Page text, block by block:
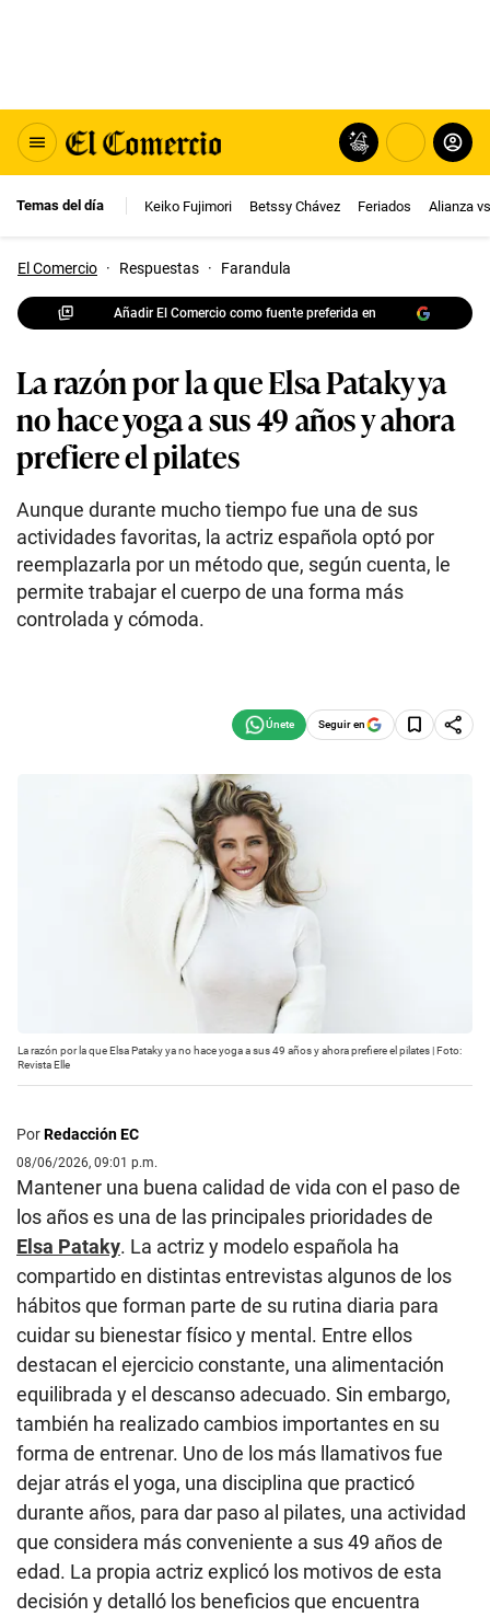
Temas del día Keiko Fujimori Betssy Chávez Feriados Alianza
El Comercio · Respuestas · Farandula
Añadir El Comercio como fuente preferida en
La razón por la que Elsa Pataky ya
no hace yoga a sus 49 años y ahora
prefiere el pilates
Aunque durante mucho tiempo fue una de sus
actividades favoritas, la actriz española optó por
reemplazarla por un método que, según cuenta, le
permite trabajar el cuerpo de una forma más
controlada y cómoda.
Seguir en
La razón por la que Elsa Pataky ya no hace yoga a sus 49 años y ahora prefiere el pilates | Foto:
Revista Elle
PorRedacción EC
08/06/2026, 09:01 p.m.
Mantener una buena calidad de vida con el paso de
los años es una de las principales prioridades de
Elsa Pataky. La actriz y modelo española ha
compartido en distintas entrevistas algunos de los
hábitos que forman parte de su rutina diaria para
cuidar su bienestar físico y mental. Entre ellos
destacan el ejercicio constante, una alimentación
equilibrada y el descanso adecuado. Sin embargo,
también ha realizado cambios importantes en su
forma de entrenar. Uno de los más llamativos fue
dejar atrás el yoga, una disciplina que practicó
durante años, para dar paso al pilates, una actividad
que considera más conveniente a sus 49 años de
edad. La propia actriz explicó los motivos de esta
decisión y detalló los beneficios que encuentra